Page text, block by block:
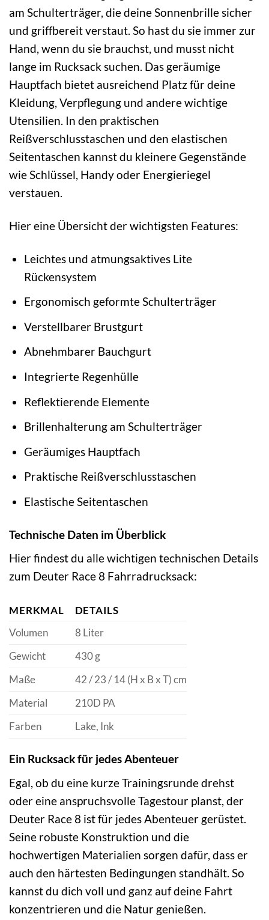
am Schulterträger, die deine Sonnenbrille sicher
und griffbereit verstaut. So hast du sie immer zur
Hand, wenn du sie brauchst, und musst nicht
lange im Rucksack suchen. Das geräumige
Hauptfach bietet ausreichend Platz für deine
Kleidung, Verpflegung und andere wichtige
Utensilien. In den praktischen
Reißverschlusstaschen und den elastischen
Seitentaschen kannst du kleinere Gegenstände
wie Schlüssel, Handy oder Energieriegel
verstauen.
Hier eine Übersicht der wichtigsten Features:
Leichtes und atmungsaktives Lite
Rückensystem
Ergonomisch geformte Schulterträger
Verstellbarer Brustgurt
Abnehmbarer Bauchgurt
Integrierte Regenhülle
Reflektierende Elemente
Brillenhalterung am Schulterträger
Geräumiges Hauptfach
Praktische Reißverschlusstaschen
Elastische Seitentaschen
Technische Daten im Überblick
Hier findest du alle wichtigen technischen Details
zum Deuter Race 8 Fahrradrucksack:
MERKMAL
DETAILS
Volumen
8 Liter
Gewicht
430 g
Maße
42 / 23 / 14 (H x B x T) cm
Material
210D PA
Farben
Lake, Ink
Ein Rucksack für jedes Abenteuer
Egal, ob du eine kurze Trainingsrunde drehst
oder eine anspruchsvolle Tagestour planst, der
Deuter Race 8 ist für jedes Abenteuer gerüstet.
Seine robuste Konstruktion und die
hochwertigen Materialien sorgen dafür, dass er
auch den härtesten Bedingungen standhält. So
kannst du dich voll und ganz auf deine Fahrt
konzentrieren und die Natur genießen.